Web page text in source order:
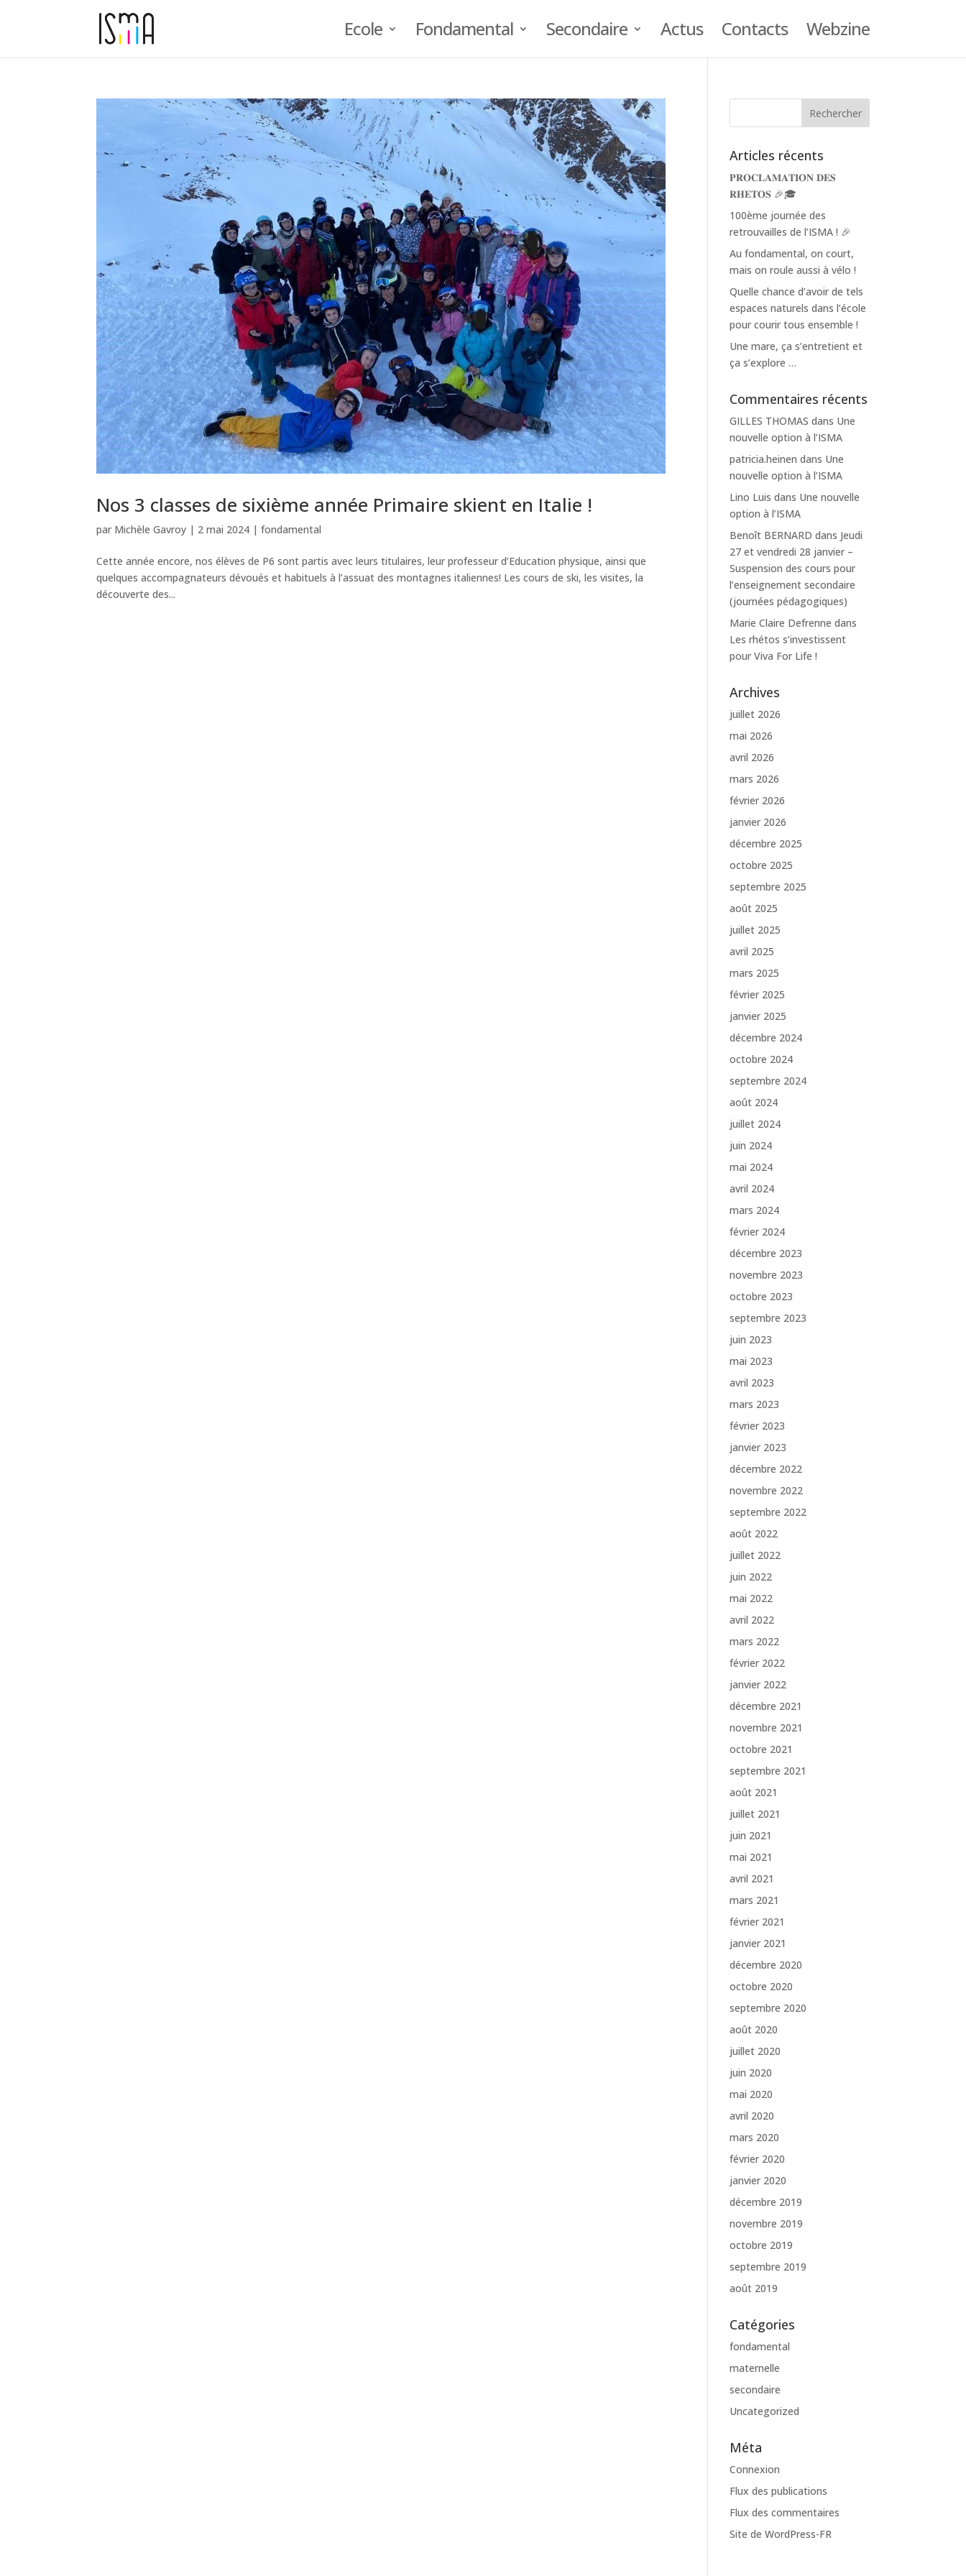
Ecole Fondamental Secondaire Actus Contacts Webzine
Nos 3 classes de sixième année Primaire skient en Italie !
par Michèle Gavroy | 2 mai 2024 |fondamental
Cette année encore, nos élèves de P6 sont partis avec leurs titulaires, leur professeur d’Education physique, ainsi que
quelques accompagnateurs dévoués et habituels à l’assuat des montagnes italiennes! Les cours de ski, les visites, la
découverte des...
Articles récents
𝐏𝐑𝐎𝐂𝐋𝐀𝐌𝐀𝐓𝐈𝐎𝐍 𝐃𝐄𝐒
𝐑𝐇𝐄𝐓𝐎𝐒 🎉🎓
100ème journée des
retrouvailles de l’ISMA ! 🎉
Au fondamental, on court,
mais on roule aussi à vélo !
Quelle chance d’avoir de tels
espaces naturels dans l’école
pour courir tous ensemble !
Une mare, ça s’entretient et
ça s’explore …
Commentaires récents
GILLES THOMAS dans Une
nouvelle option à l’ISMA
patricia.heinen dans Une
nouvelle option à l’ISMA
Lino Luis dans Une nouvelle
option à l’ISMA
Benoît BERNARD dans Jeudi
27 et vendredi 28 janvier –
Suspension des cours pour
l’enseignement secondaire
(journées pédagogiques)
Marie Claire Defrenne dans
Les rhétos s’investissent
pour Viva For Life !
Archives
juillet 2026
mai 2026
avril 2026
mars 2026
février 2026
janvier 2026
décembre 2025
octobre 2025
septembre 2025
août 2025
juillet 2025
avril 2025
mars 2025
février 2025
janvier 2025
décembre 2024
octobre 2024
septembre 2024
août 2024
juillet 2024
juin 2024
mai 2024
avril 2024
mars 2024
février 2024
décembre 2023
novembre 2023
octobre 2023
septembre 2023
juin 2023
mai 2023
avril 2023
mars 2023
février 2023
janvier 2023
décembre 2022
novembre 2022
septembre 2022
août 2022
juillet 2022
juin 2022
mai 2022
avril 2022
mars 2022
février 2022
janvier 2022
décembre 2021
novembre 2021
octobre 2021
septembre 2021
août 2021
juillet 2021
juin 2021
mai 2021
avril 2021
mars 2021
février 2021
janvier 2021
décembre 2020
octobre 2020
septembre 2020
août 2020
juillet 2020
juin 2020
mai 2020
avril 2020
mars 2020
février 2020
janvier 2020
décembre 2019
novembre 2019
octobre 2019
septembre 2019
août 2019
Catégories
fondamental
maternelle
secondaire
Uncategorized
Méta
Connexion
Flux des publications
Flux des commentaires
Site de WordPress-FR